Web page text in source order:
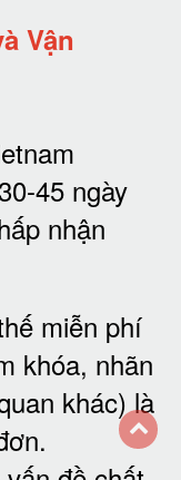
Vận
45 ngày
nhận
miễn phí
khóa, nhãn
khác) là
.
back